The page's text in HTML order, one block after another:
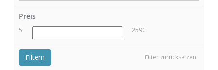
Preis
5 2590
Filter zurücksetzen
Filtern